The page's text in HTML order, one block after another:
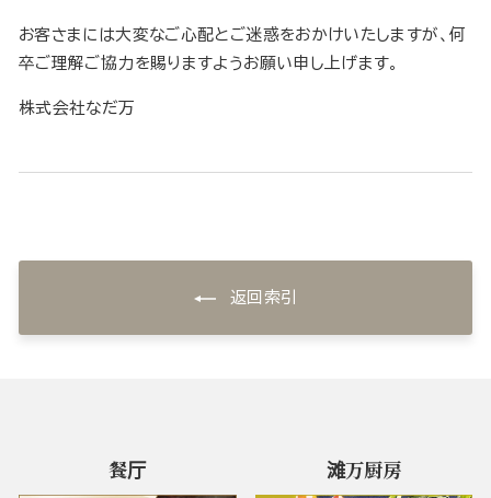
お客さまには大変なご心配とご迷惑をおかけいたしますが、何
卒ご理解ご協力を賜りますようお願い申し上げます。
株式会社なだ万
返回索引
餐厅 滩万厨房